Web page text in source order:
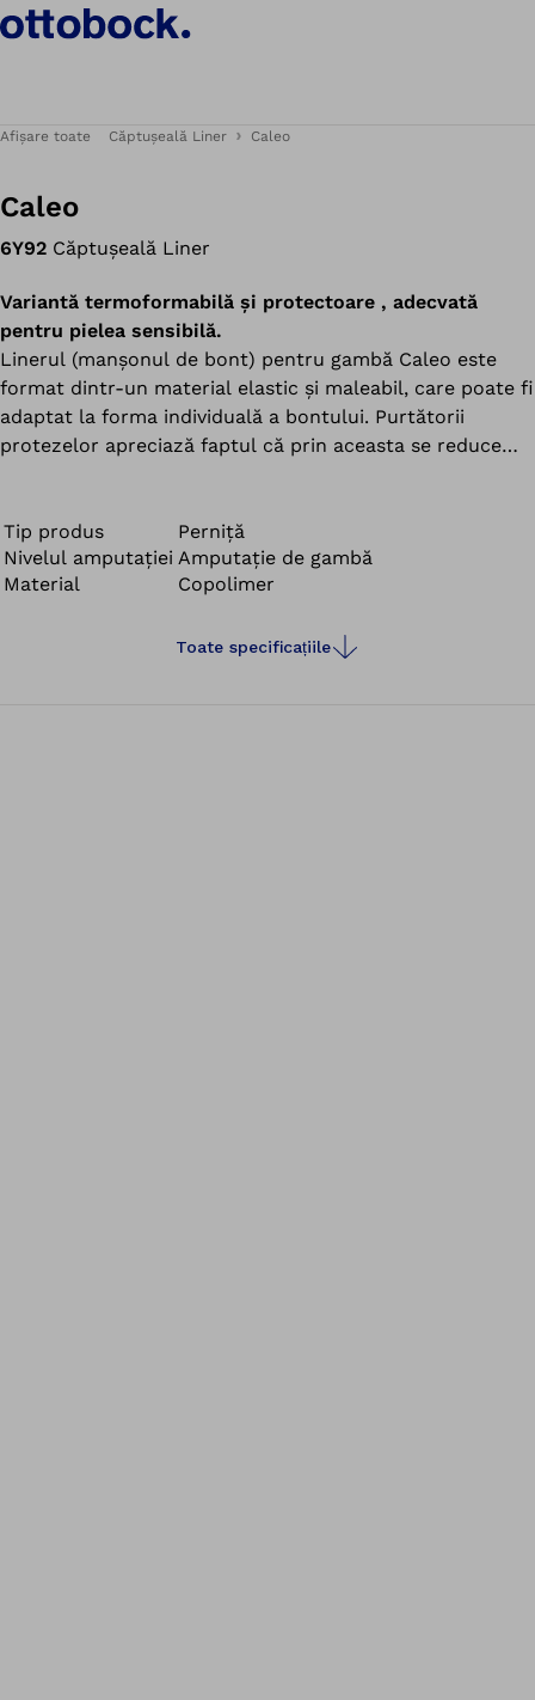
Afișare toate Căptușeală Liner Caleo
Caleo
6Y92 Căptușeală Liner
Variantă termoformabilă și protectoare , adecvată
pentru pielea sensibilă.
Linerul (manșonul de bont) pentru gambă Caleo este
format dintr-un material elastic și maleabil, care poate fi
adaptat la forma individuală a bontului. Purtătorii
protezelor apreciază faptul că prin aceasta se reduce
suple și moi la purtare – ideale pentru pielea uscată și
sensibilă.
Tip produs
Perniță
Nivelul amputației Amputație de gambă
Material
Copolimer
Toate specificațiile